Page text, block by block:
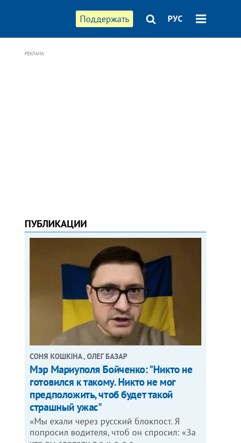
Поддержать РУС
РЕКЛАМА
ПУБЛИКАЦИИ
СОНЯ КОШКІНА , ОЛЕГ БАЗАР
Мэр Мариуполя Бойченко: "Никто не
готовился к такому. Никто не мог
предположить, чтоб будет такой
страшный ужас"
«Мы ехали через русский блокпост. Я
попросил водителя, чтоб он спросил: «За